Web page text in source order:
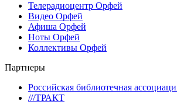
Телерадиоцентр Орфей
Видео Орфей
Афиша Орфей
Ноты Орфей
Коллективы Орфей
Партнеры
Российская библиотечная
///ТРАКТ